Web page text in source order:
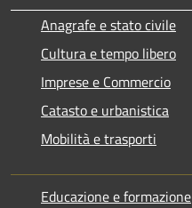
Anagrafe e stato civile
Cultura e tempo libero
Imprese e Commercio
Catasto e urbanistica
Mobilità e trasporti
Educazione e formazione